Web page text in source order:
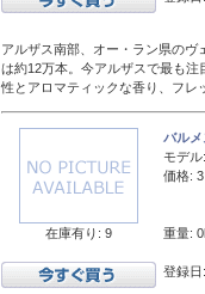
アルザス南部、オー・ラン県の
は約12万本。今アルザスで最も
性とアロマティックな香り、フレ
在庫有り: 9
バル
モデル:
価格:
重量:
登録